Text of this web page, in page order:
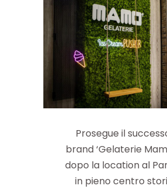
Prosegue il
brand ‘Gelaterie
dopo la location al
in pieno centro